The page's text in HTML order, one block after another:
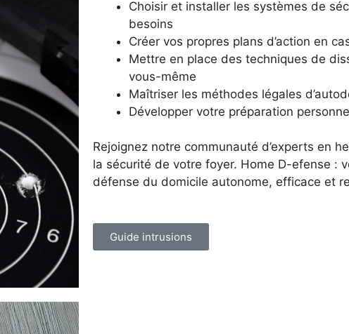
Choisir et installer les systèmes de
besoins
Créer vos propres plans d’action en
Mettre en place des techniques de
vous-même
Maîtriser les méthodes légales
Développer votre préparation
Rejoignez notre communauté d’experts en
la sécurité de votre foyer. Home D-efense :
défense du domicile autonome, efficace et
Guide intrusions